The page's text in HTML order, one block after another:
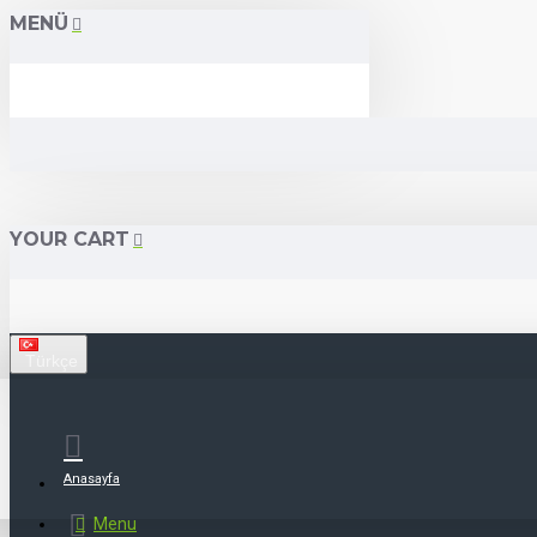
MENÜ
YOUR CART
Anasayfa
Menu